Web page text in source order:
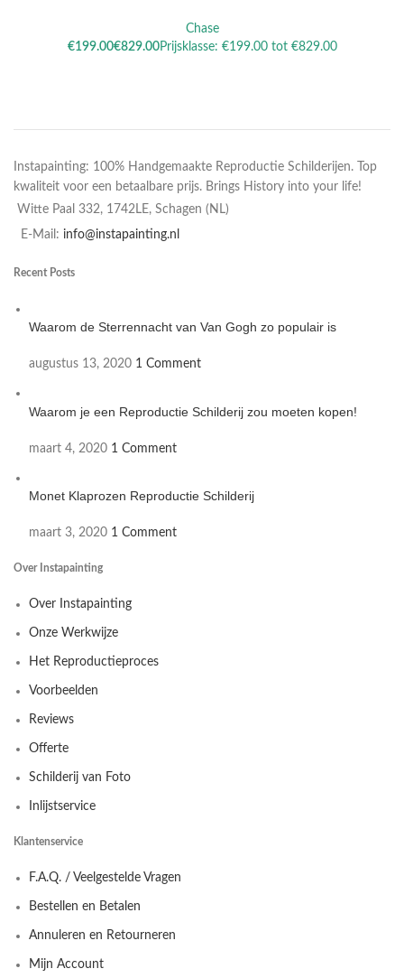
Chase
€
€
Instapainting: 100% Handgemaakte Reproductie Schilderijen. Top
kwaliteit voor een betaalbare prijs. Brings History into your life!
Witte Paal 332, 1742LE, Schagen (NL)
E-Mail: info@instapainting.nl
Recent Posts
Waarom de Sterrennacht van Van Gogh zo populair is
augustus 13, 2020 1 Comment
Waarom je een Reproductie Schilderij zou moeten kopen!
maart 4, 2020 1 Comment
Monet Klaprozen Reproductie Schilderij
maart 3, 2020 1 Comment
Over Instapainting
Over Instapainting
Onze Werkwijze
Het Reproductieproces
Voorbeelden
Reviews
Offerte
Schilderij van Foto
Inlijstservice
Klantenservice
F.A.Q. / Veelgestelde Vragen
Bestellen en Betalen
Annuleren en Retourneren
Mijn Account